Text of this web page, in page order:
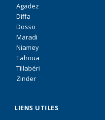
Agadez
Diffa
Dosso
Maradi
Niamey
Tahoua
Tillabéri
Zinder
LIENS UTILES